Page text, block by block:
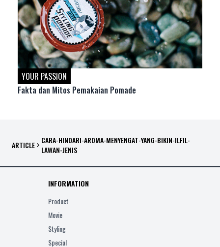
YOUR PASSION
Fakta dan Mitos Pemakaian Pomade
ARTICLE
CARA-HINDARI-AROMA-MENYENGAT-YANG-BIKIN-ILFIL-
LAWAN-JENIS
INFORMATION
Product
Movie
Styling
Special